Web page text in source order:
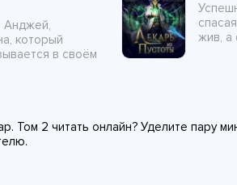
Анджей,
который
в своём
жив, а
Том 2 читать онлайн? Уделите пару